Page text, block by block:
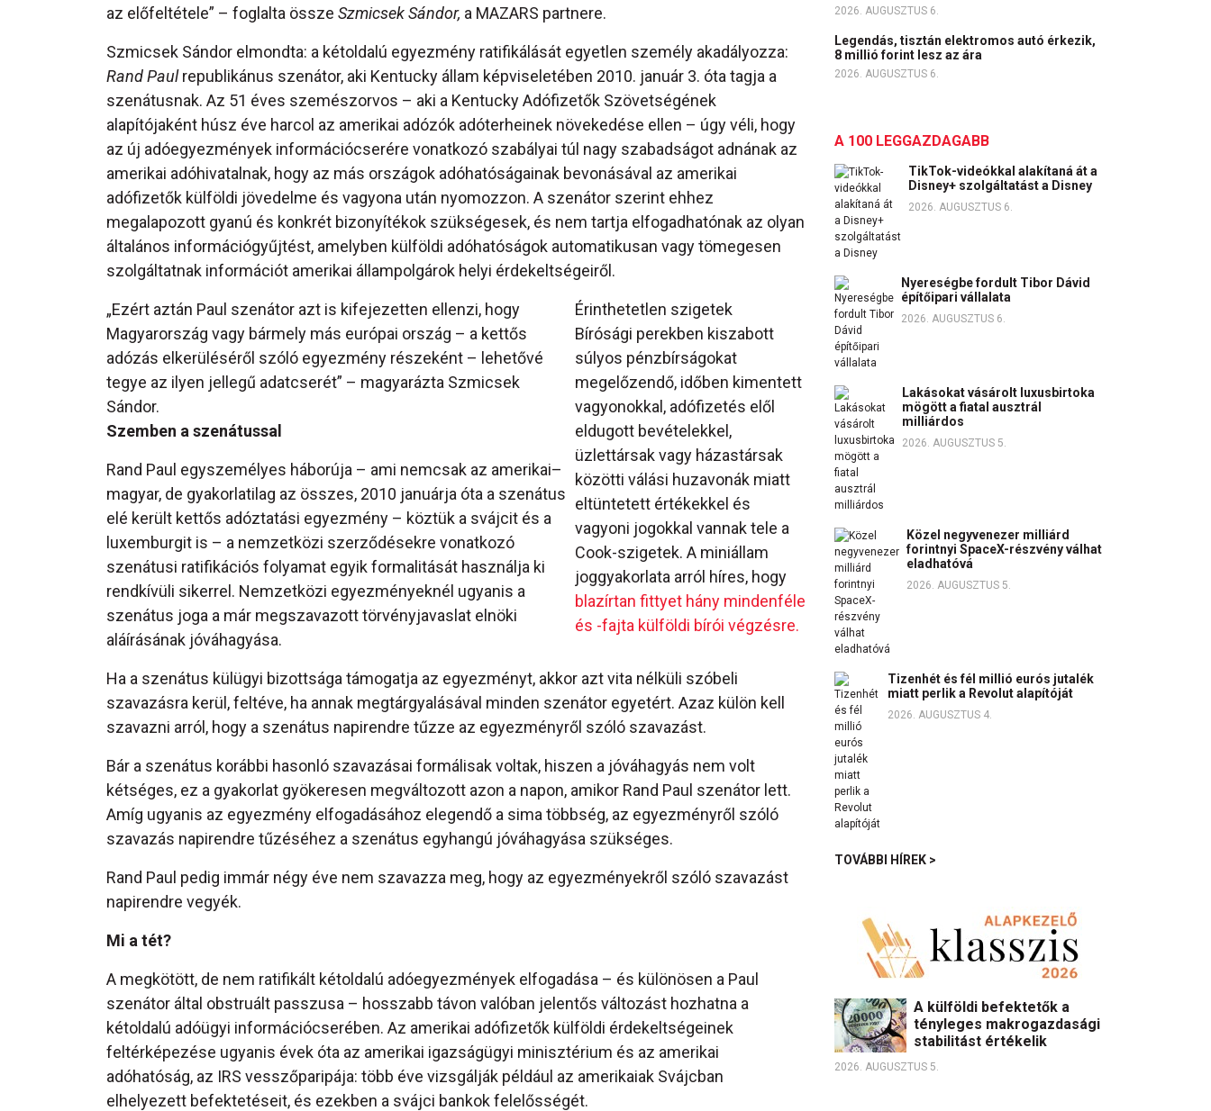
az előfeltétele” – foglalta össze Szmicsek Sándor, a MAZARS partnere.
Szmicsek Sándor elmondta: a kétoldalú egyezmény ratifikálását egyetlen személy akadályozza:
Rand Paulrepublikánus szenátor, aki Kentucky állam képviseletében 2010. január 3. óta tagja a
szenátusnak. Az 51 éves szemészorvos – aki a Kentucky Adófizetők Szövetségének
alapítójaként húsz éve harcol az amerikai adózók adóterheinek növekedése ellen – úgy véli, hogy
az új adóegyezmények információcserére vonatkozó szabályai túl nagy szabadságot adnának az
amerikai adóhivatalnak, hogy az más országok adóhatóságainak bevonásával az amerikai
adófizetők külföldi jövedelme és vagyona után nyomozzon. A szenátor szerint ehhez
megalapozott gyanú és konkrét bizonyítékok szükségesek, és nem tartja elfogadhatónak az olyan
általános információgyűjtést, amelyben külföldi adóhatóságok automatikusan vagy tömegesen
szolgáltatnak információt amerikai állampolgárok helyi érdekeltségeiről.
Érinthetetlen szigetek
Bírósági perekben kiszabott
súlyos pénzbírságokat
megelőzendő, időben kimentett
vagyonokkal, adófizetés elől
eldugott bevételekkel,
üzlettársak vagy házastársak
közötti válási huzavonák miatt
eltüntetett értékekkel és
vagyoni jogokkal vannak tele a
Cook-szigetek. A miniállam
joggyakorlata arról híres, hogy
blazírtan fittyet hány mindenféle
és -fajta külföldi bírói végzésre.
„Ezért aztán Paul szenátor azt is kifejezetten ellenzi, hogy
Magyarország vagy bármely más európai ország – a kettős
adózás elkerüléséről szóló egyezmény részeként – lehetővé
tegye az ilyen jellegű adatcserét” – magyarázta Szmicsek
Sándor.
Szemben a szenátussal
Rand Paul egyszemélyes háborúja – ami nemcsak az amerikai–
magyar, de gyakorlatilag az összes, 2010 januárja óta a szenátus
elé került kettős adóztatási egyezmény – köztük a svájcit és a
luxemburgit is – a nemzetközi szerződésekre vonatkozó
szenátusi ratifikációs folyamat egyik formalitását használja ki
rendkívüli sikerrel. Nemzetközi egyezményeknél ugyanis a
szenátus joga a már megszavazott törvényjavaslat elnöki
aláírásának jóváhagyása.
Ha a szenátus külügyi bizottsága támogatja az egyezményt, akkor azt vita nélküli szóbeli
szavazásra kerül, feltéve, ha annak megtárgyalásával minden szenátor egyetért. Azaz külön kell
szavazni arról, hogy a szenátus napirendre tűzze az egyezményről szóló szavazást.
Bár a szenátus korábbi hasonló szavazásai formálisak voltak, hiszen a jóváhagyás nem volt
kétséges, ez a gyakorlat gyökeresen megváltozott azon a napon, amikor Rand Paul szenátor lett.
Amíg ugyanis az egyezmény elfogadásához elegendő a sima többség, az egyezményről szóló
szavazás napirendre tűzéséhez a szenátus egyhangú jóváhagyása szükséges.
Rand Paul pedig immár négy éve nem szavazza meg, hogy az egyezményekről szóló szavazást
napirendre vegyék.
Mi a tét?
A megkötött, de nem ratifikált kétoldalú adóegyezmények elfogadása – és különösen a Paul
szenátor által obstruált passzusa – hosszabb távon valóban jelentős változást hozhatna a
kétoldalú adóügyi információcserében. Az amerikai adófizetők külföldi érdekeltségeinek
feltérképezése ugyanis évek óta az amerikai igazságügyi minisztérium és az amerikai
adóhatóság, az IRS vesszőparipája: több éve vizsgálják például az amerikaiak Svájcban
elhelyezett befektetéseit, és ezekben a svájci bankok felelősségét.
2026. AUGUSZTUS 6.
Legendás, tisztán elektromos autó érkezik,
8 millió forint lesz az ára
2026. AUGUSZTUS 6.
A 100 LEGGAZDAGABB
TikTok-videókkal alakítaná át a
Disney+ szolgáltatást a Disney
2026. AUGUSZTUS 6.
Nyereségbe fordult Tibor Dávid
építőipari vállalata
2026. AUGUSZTUS 6.
Lakásokat vásárolt luxusbirtoka
mögött a fiatal ausztrál
milliárdos
2026. AUGUSZTUS 5.
Közel negyvenezer milliárd
forintnyi SpaceX-részvény válhat
eladhatóvá
2026. AUGUSZTUS 5.
Tizenhét és fél millió eurós jutalék
miatt perlik a Revolut alapítóját
2026. AUGUSZTUS 4.
TOVÁBBI HÍREK >
A külföldi befektetők a
tényleges makrogazdasági
stabilitást értékelik
2026. AUGUSZTUS 5.